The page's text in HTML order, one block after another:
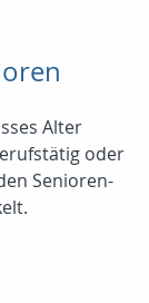
Alter
oder
Senioren-